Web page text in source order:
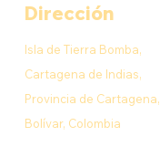
Dirección
Isla de Tierra Bomba,
Cartagena de Indias,
Provincia de Cartagena,
Bolívar, Colombia